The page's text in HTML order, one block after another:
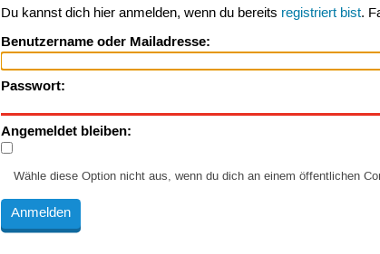
Du kannst dich hier anmelden, wenn du bereits registriert bist.
Benutzername oder Mailadresse:
Passwort:
Angemeldet bleiben:
Wähle diese Option nicht aus, wenn du dich an einem öffentlichen